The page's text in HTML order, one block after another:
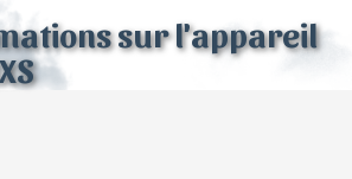
sur l'appareil